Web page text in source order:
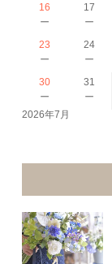
16
－
17
－
23
－
24
－
30
－
31
－
2026年7月